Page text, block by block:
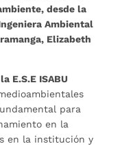
desde la
Ambiental
Elizabeth
la E.S.E ISABU
para
en la
en la institución y